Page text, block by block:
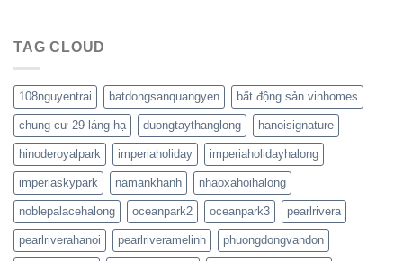
TAG CLOUD
108nguyentrai batdongsanquangyen bất động sản vinhomes
chung cư 29 láng hạ duongtaythanglong hanoisignature
hinoderoyalpark imperiaholiday imperiaholidayhalong
imperiaskypark namankhanh nhaoxahoihalong
noblepalacehalong oceanpark2 oceanpark3 pearlrivera
pearlriverahanoi pearlriveramelinh phuongdongvandon